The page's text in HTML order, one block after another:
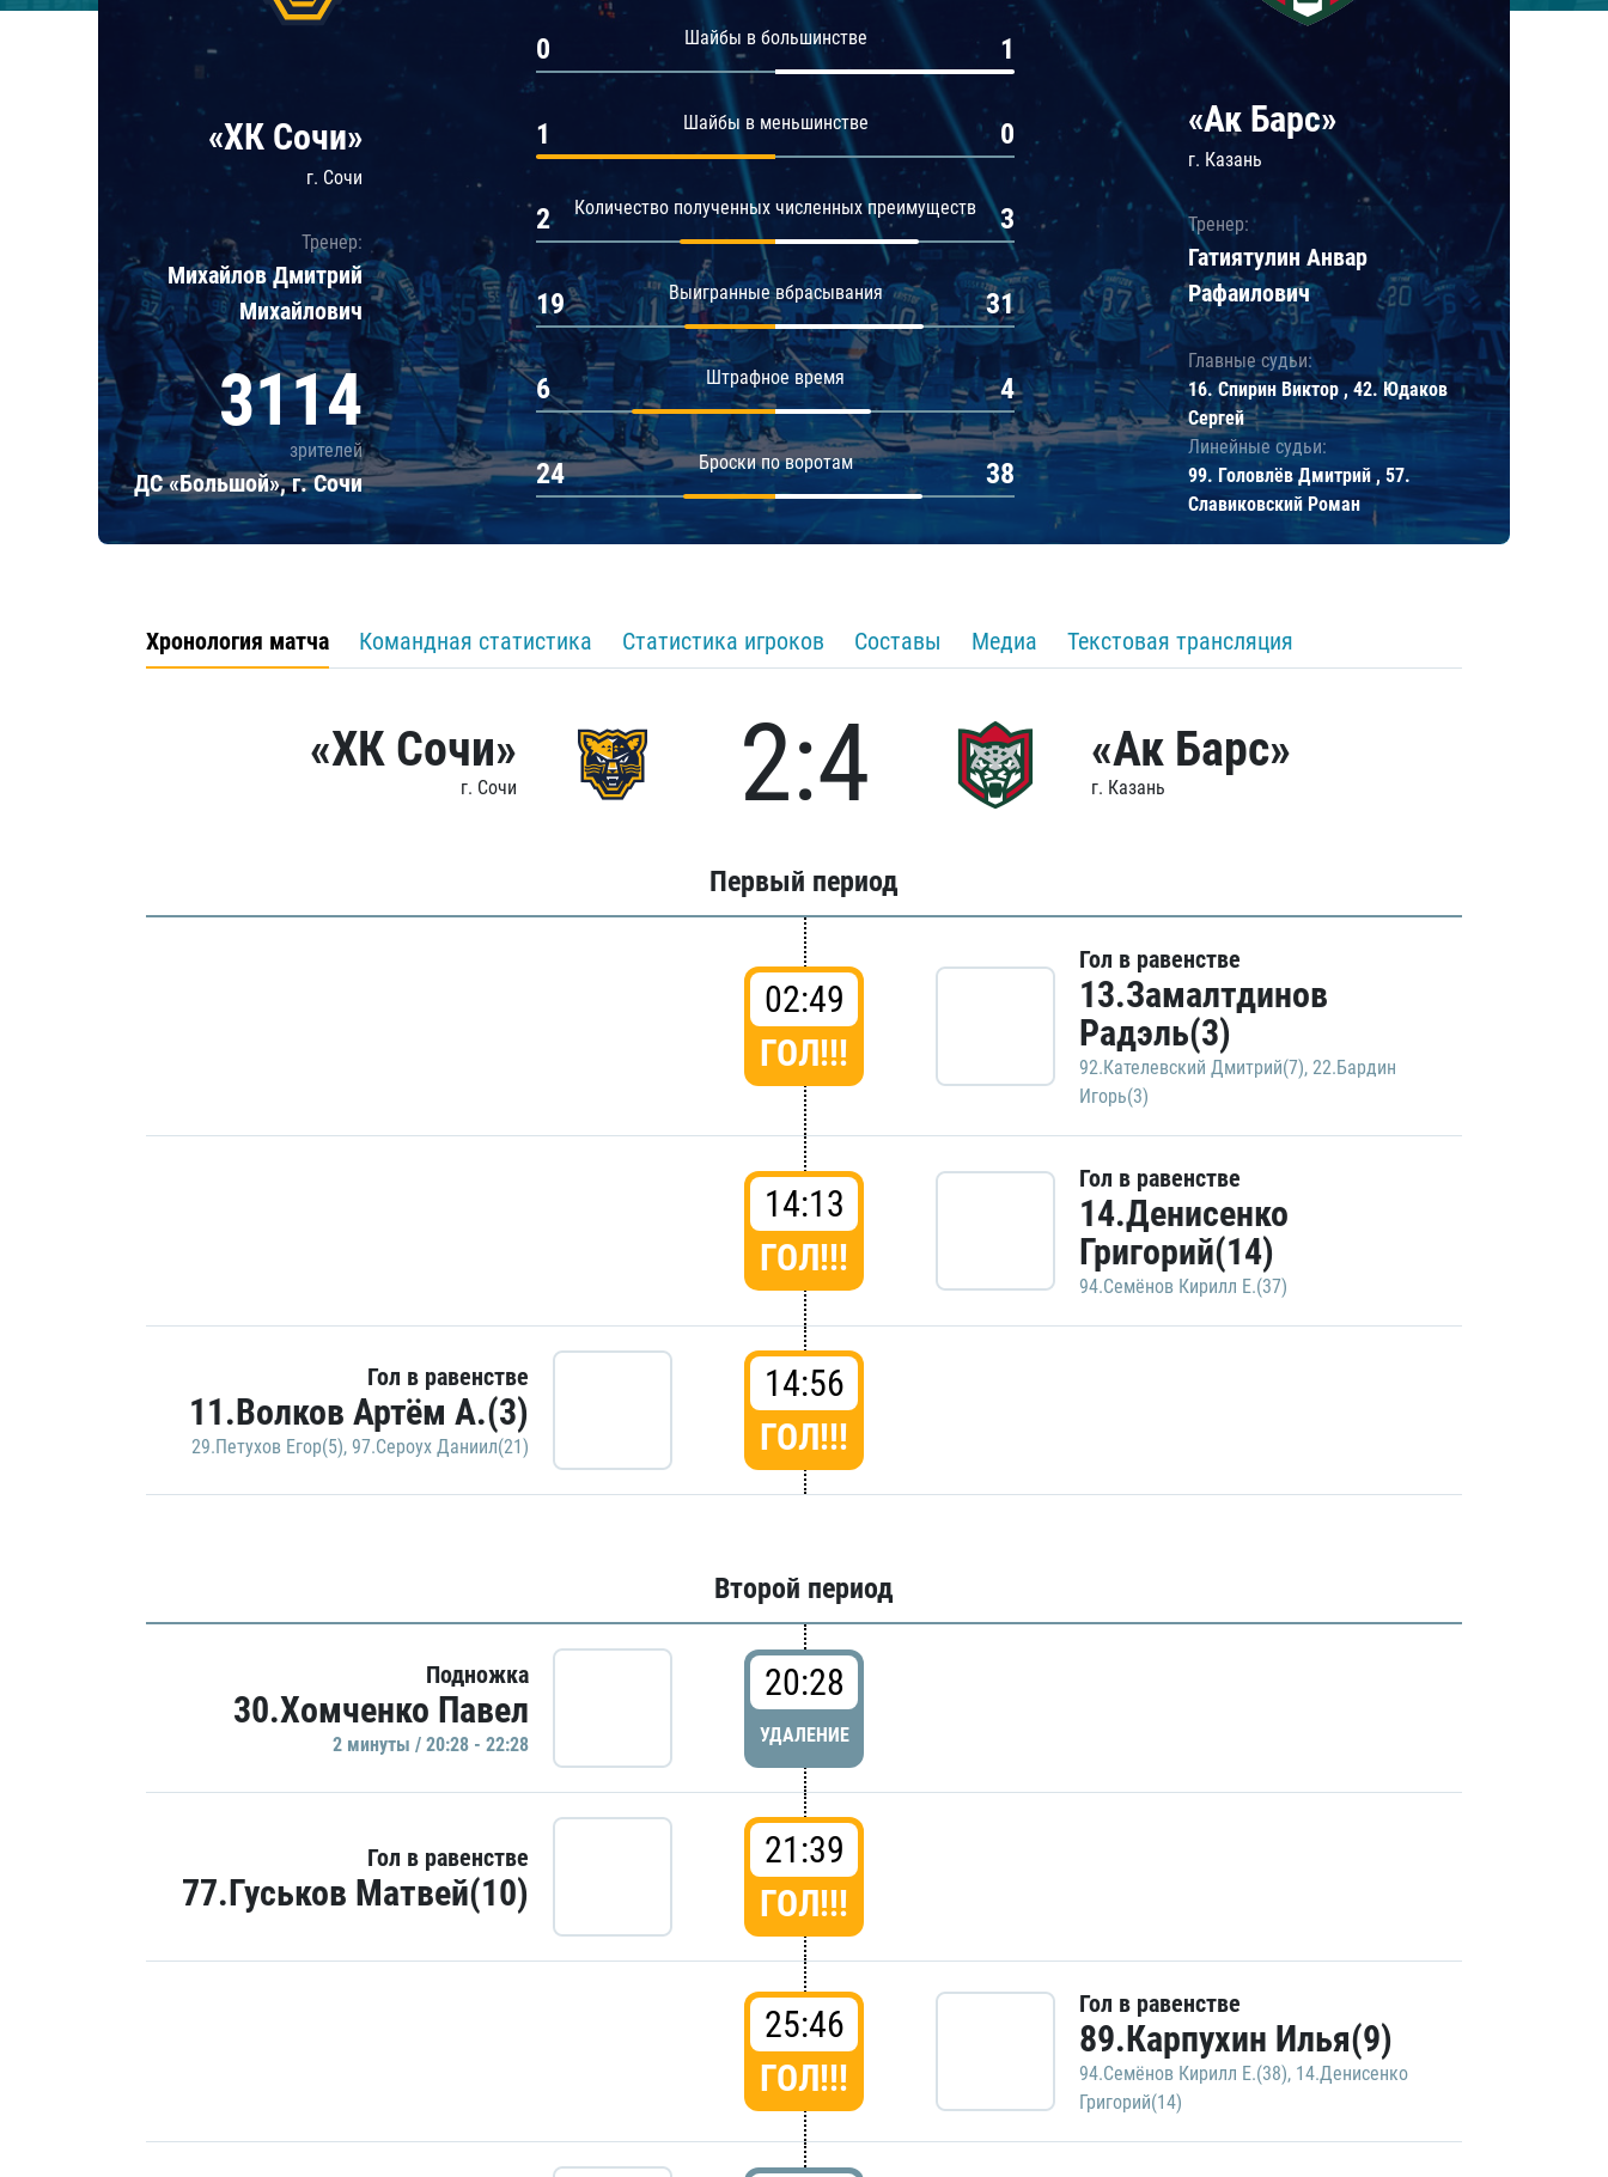
Локомотив
Шанхайские Драконы
Амур
Барыс
«ХК Сочи»
г. Сочи
Тренер:
Михайлов Дмитрий
Михайлович
3114
зрителей
ДС «Большой», г. Сочи
Шайбы в большинстве
0 1
Шайбы в меньшинстве
1 0
Количество полученных численных преимуществ
2 3
Выигранные вбрасывания
19 31
Штрафное время
6 4
Броски по воротам
24 38
«Ак Барс»
г. Казань
Тренер:
Гатиятулин Анвар
Рафаилович
Главные судьи:
16. Спирин Виктор , 42. Юдаков
Сергей
Линейные судьи:
99. Головлёв Дмитрий , 57.
Славиковский Роман
Хронология матча Командная статистика Статистика игроков Составы Медиа Текстовая трансляция
«ХК Сочи»
г. Сочи 2:4 «Ак Барс»
г. Казань
Первый период
02:49
ГОЛ!!!
Гол в равенстве
13.Замалтдинов
Радэль(3)
92.Кателевский Дмитрий(7), 22.Бардин
Игорь(3)
14:13
ГОЛ!!!
Гол в равенстве
14.Денисенко
Григорий(14)
94.Семёнов Кирилл Е.(37)
Гол в равенстве
11.Волков Артём А.(3)
29.Петухов Егор(5), 97.Сероух Даниил(21)
14:56
ГОЛ!!!
Второй период
Подножка
30.Хомченко Павел
2 минуты / 20:28 - 22:28
20:28
УДАЛЕНИЕ
Гол в равенстве
77.Гуськов Матвей(10)
21:39
ГОЛ!!!
25:46
ГОЛ!!!
Гол в равенстве
89.Карпухин Илья(9)
94.Семёнов Кирилл Е.(38), 14.Денисенко
Григорий(14)